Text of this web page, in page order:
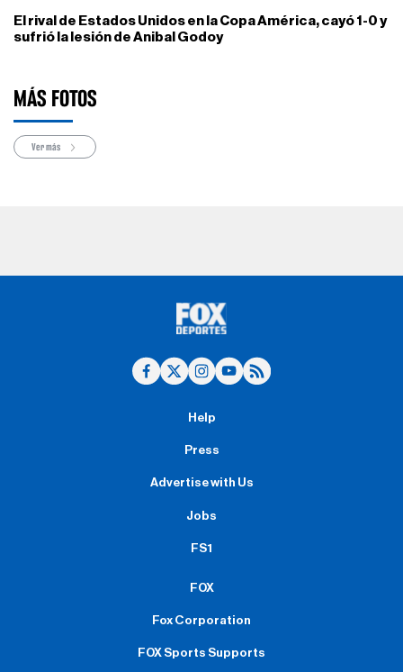
El rival de Estados Unidos en la Copa América, cayó 1-0 y
sufrió la lesión de Anibal Godoy
MÁS FOTOS
Ver más
Help
Press
Advertise with Us
Jobs
FS1
FOX
Fox Corporation
FOX Sports Supports